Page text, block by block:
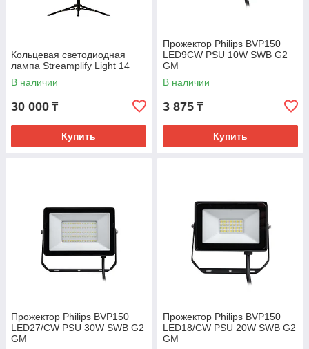
Кольцевая светодиодная
лампа Streamplify Light 14
В наличии
30 000 ₸
Купить
Прожектор Philips BVP150
LED9CW PSU 10W SWB G2
GM
В наличии
3 875 ₸
Купить
Прожектор Philips BVP150
LED27/CW PSU 30W SWB G2
GM
Прожектор Philips BVP150
LED18/CW PSU 20W SWB G2
GM